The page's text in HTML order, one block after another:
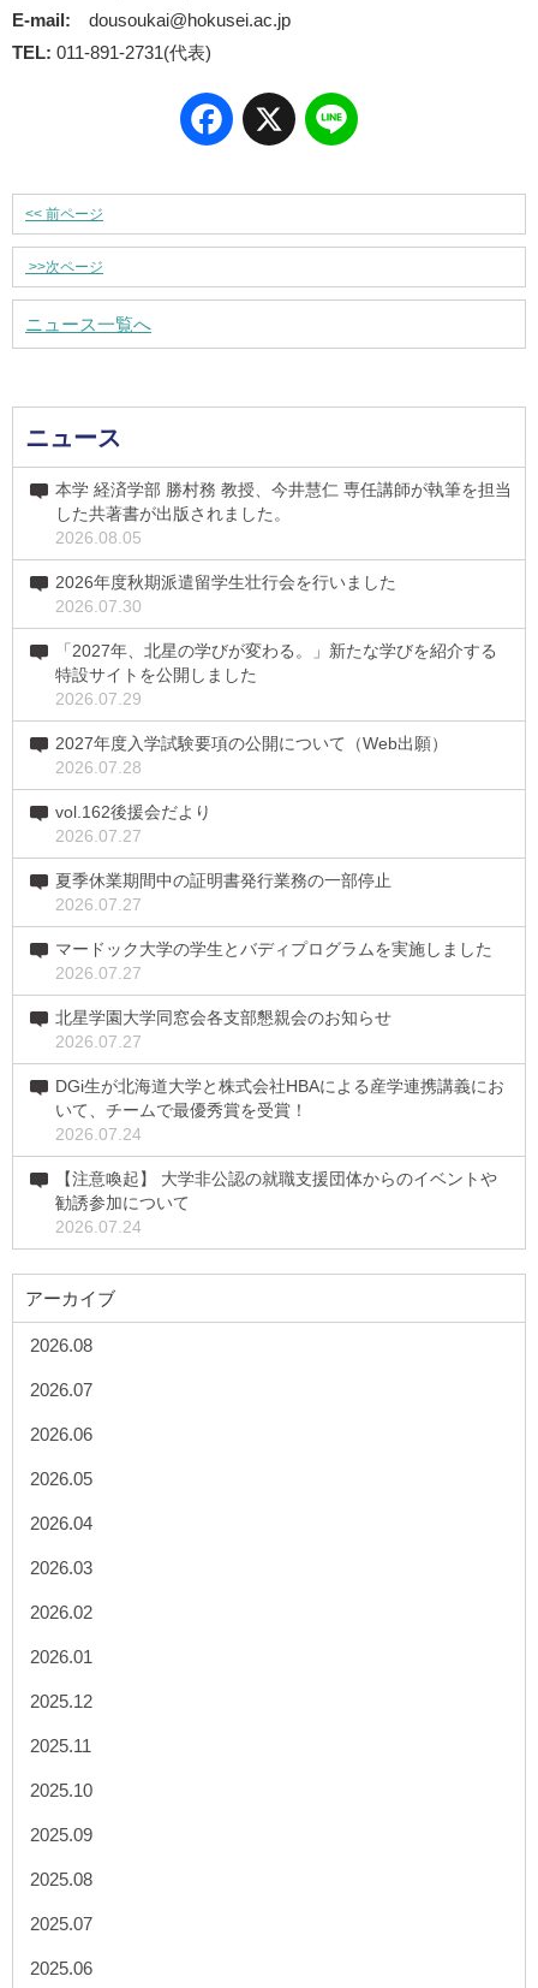
E-mail: dousoukai@hokusei.ac.jp
TEL: 011-891-2731(代表)
Facebook
X
<< 前ページ
>>次ページ
ニュース一覧へ
ニュース
本学 経済学部 勝村務 教授、今井慧仁 専任講師が執筆を担当
した共著書が出版されました。
2026.08.05
2026年度秋期派遣留学生壮行会を行いました
2026.07.30
「2027年、北星の学びが変わる。」新たな学びを紹介する
特設サイトを公開しました
2026.07.29
2027年度入学試験要項の公開について（Web出願）
2026.07.28
vol.162後援会だより
2026.07.27
夏季休業期間中の証明書発行業務の一部停止
2026.07.27
マードック大学の学生とバディプログラムを実施しました
2026.07.27
北星学園大学同窓会各支部懇親会のお知らせ
2026.07.27
DGi生が北海道大学と株式会社HBAによる産学連携講義にお
いて、チームで最優秀賞を受賞！
2026.07.24
【注意喚起】 大学非公認の就職支援団体からのイベントや
勧誘参加について
2026.07.24
アーカイブ
2026.08
2026.07
2026.06
2026.05
2026.04
2026.03
2026.02
2026.01
2025.12
2025.11
2025.10
2025.09
2025.08
2025.07
2025.06